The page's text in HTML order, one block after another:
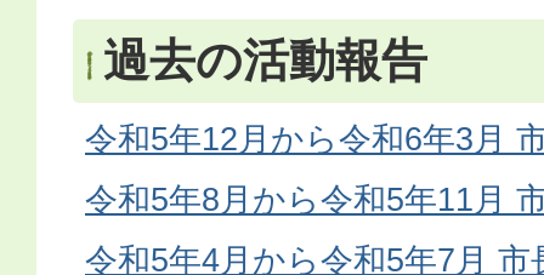
過去の活動報告
令和5年12月から令和6年3月
令和5年8月から令和5年11月
令和5年4月から令和5年7月 市